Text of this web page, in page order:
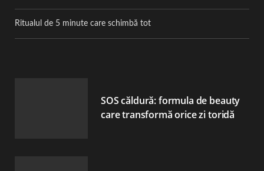
Ritualul de 5 minute care schimbă tot
SOS căldură: formula de beauty
care transformă orice zi toridă